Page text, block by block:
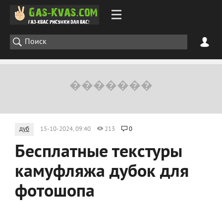
дуб 15-10-2024, 09:40 213 0
Бесплатные текстуры
камуфляжа дубок для
фотошопа